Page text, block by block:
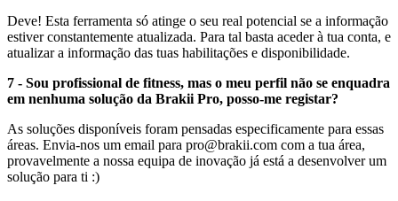
Deve! Esta ferramenta só atinge o seu real potencial se a informação
estiver constantemente atualizada. Para tal basta aceder à tua conta, e
atualizar a informação das tuas habilitações e disponibilidade.
7 - Sou profissional de fitness, mas o meu perfil não se enquadra
em nenhuma solução da Brakii Pro, posso-me registar?
As soluções disponíveis foram pensadas especificamente para essas
áreas. Envia-nos um email para pro@brakii.com com a tua área,
provavelmente a nossa equipa de inovação já está a desenvolver um
solução para ti :)